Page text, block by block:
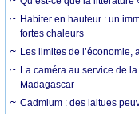
Habiter en hauteur : un
fortes chaleurs
Les limites de l’économie,
La caméra au service de
Madagascar
Cadmium : des laitues